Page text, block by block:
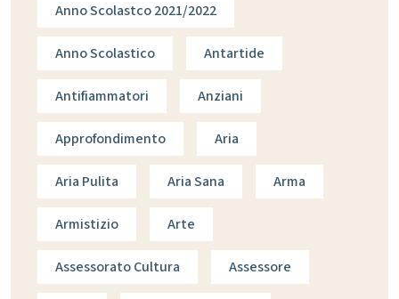
Anno Scolastco 2021/2022
Anno Scolastico Antartide
Antifiammatori Anziani
Approfondimento Aria
Aria Pulita Aria Sana Arma
Armistizio Arte
Assessorato Cultura Assessore